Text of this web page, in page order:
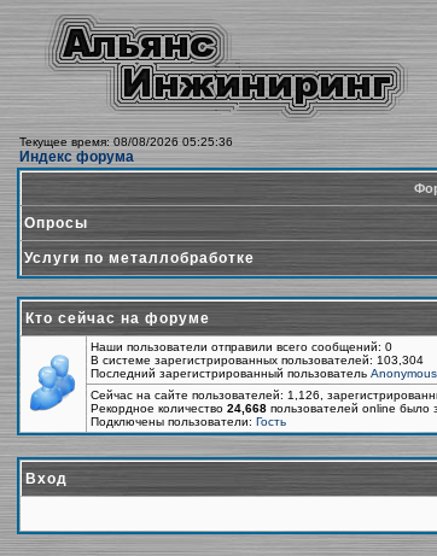
Текущее время: 08/08/2026 05:25:36
Индекс форума
Опросы
Услуги по металлобработке
Кто сейчас на форуме
Наши пользователи отправили всего сообщений: 0
В системе зарегистрированных пользователей: 103,304
Последний зарегистрированный пользователь Anonymous
Сейчас на сайте пользователей: 1,126,
Рекордное количество 24,668 пользователей online было
Подключены пользователи: Гость
Вход